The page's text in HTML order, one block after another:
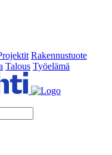
Rakennustuote
Talous Työelämä